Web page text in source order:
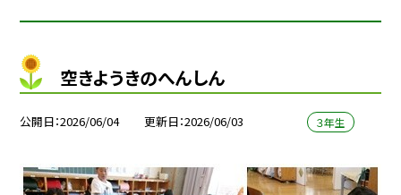
空きようきのへんしん
公開日 2026/06/04 更新日 2026/06/03 ３年生